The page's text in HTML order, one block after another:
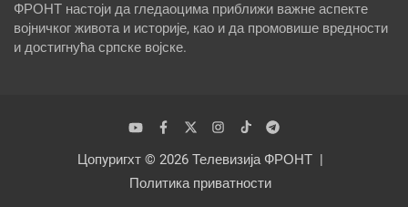
ФРОНТ настоји да гледаоцима приближи важне аспекте
војничког живота и историје, као и да промовише вредности
и достигнућа српске војске.
Цопyригхт © 2026 Телевизија ФРОНТ
Политика приватности